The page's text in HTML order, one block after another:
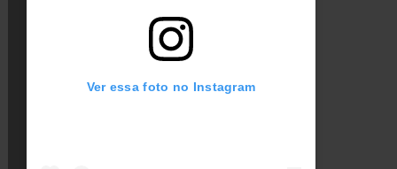
Ver essa foto no Instagram